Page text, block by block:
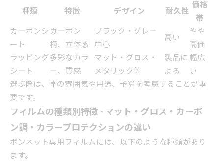
種類
特徴 デザイン 耐久性 価格
帯
カーボンシ
ート
カーボン
柄、立体感
ブラック・グレー
中心
高い
やや
高価
ラッピング
シート
多彩なカラ
ー、質感
マット・グロス・
メタリック等
製品に
よる
幅広
い
選ぶ際は、車の雰囲気や用途、予算を考慮することが重
要です。
フィルムの種類別特徴 - マット・グロス・カーボ
ン調・カラープロテクションの違い
ボンネット専用フィルムには、以下のような種類があり
ます。